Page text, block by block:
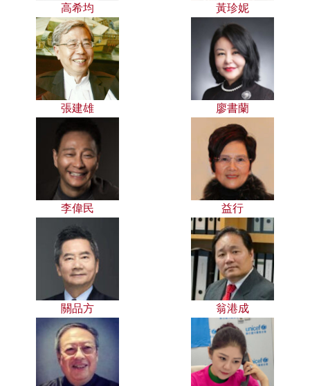
高希均 黃珍妮
張建雄 廖書蘭
李偉民 益行
關品方 翁港成